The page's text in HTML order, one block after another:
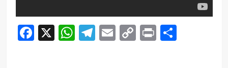
Facebook
X WhatsApp
Telegram
EmailCopy
Print